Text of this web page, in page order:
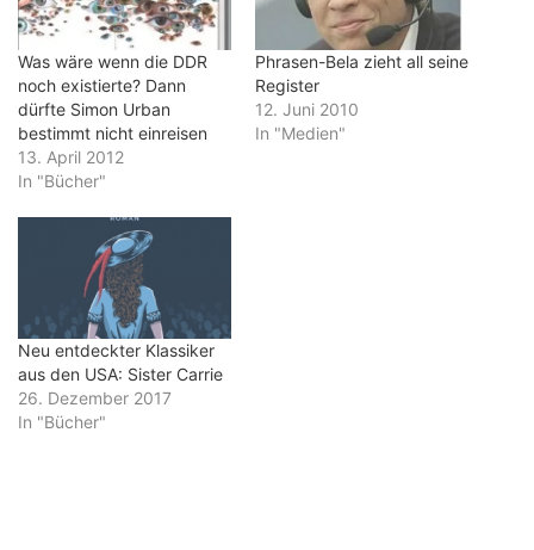
Was wäre wenn die DDR
noch existierte? Dann
dürfte Simon Urban
bestimmt nicht einreisen
13. April 2012
In "Bücher"
Phrasen-Bela zieht all seine
Register
12. Juni 2010
In "Medien"
Neu entdeckter Klassiker
aus den USA: Sister Carrie
26. Dezember 2017
In "Bücher"